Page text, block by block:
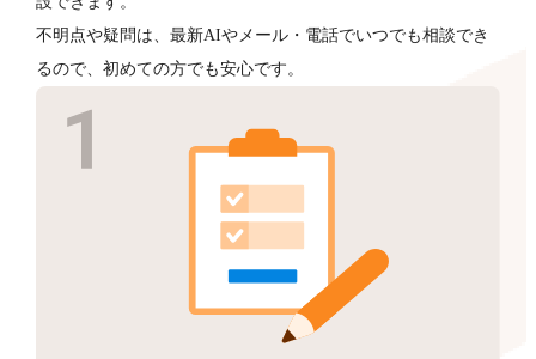
不明点や疑問は、最新AIやメール・電話でいつでも相談でき
るので、初めての方でも安心です。